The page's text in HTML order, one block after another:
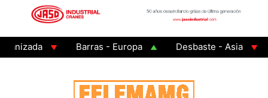
Barras - Europa Desbaste - Asia